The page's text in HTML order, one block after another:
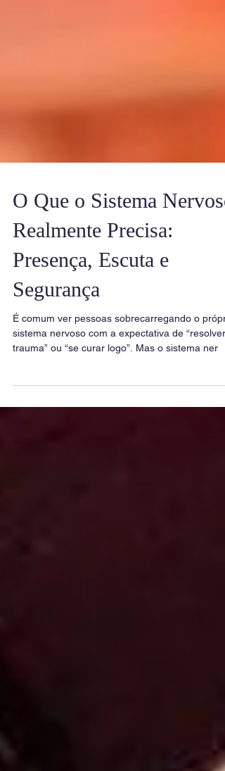
O Que o Sistema Nervoso
Realmente Precisa:
Presença, Escuta e
Segurança
É comum ver pessoas sobrecarregando o